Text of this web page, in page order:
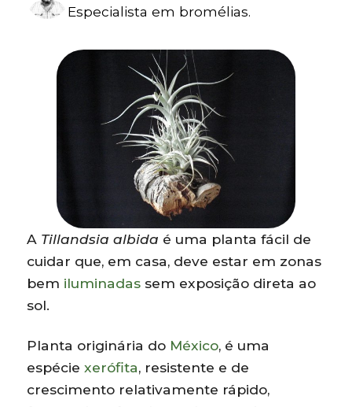
Especialista em bromélias.
A Tillandsia albida é uma planta fácil de
cuidar que, em casa, deve estar em zonas
bem iluminadas sem exposição direta ao
sol.
Planta originária do México, é uma
espéciexerófita, resistente e de
crescimento relativamente rápido,